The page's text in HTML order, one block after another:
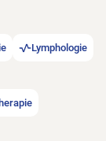
Lymphologie